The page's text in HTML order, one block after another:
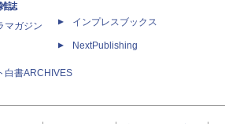
誌
マガジン
白書ARCHIVES
インプレスブックス
NextPublishing